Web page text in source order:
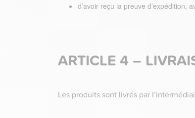
d’avoir reçu la preuve d’expédition,
ARTICLE 4 –
Les produits sont livrés par